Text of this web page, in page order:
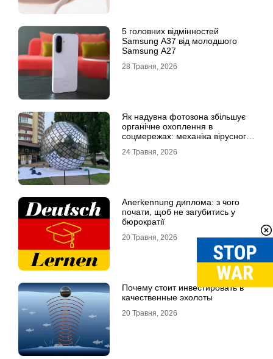
5 головних відмінностей
Samsung A37 від молодшого
Samsung A27
28 Травня, 2026
Як надувна фотозона збільшує
органічне охоплення в
соцмережах: механіка вірусного
24 Травня, 2026
Anerkennung диплома: з чого
почати, щоб не загубитись у
бюрократії
20 Травня, 2026
Почему стоит инвестировать в
качественные эхолоты
20 Травня, 2026